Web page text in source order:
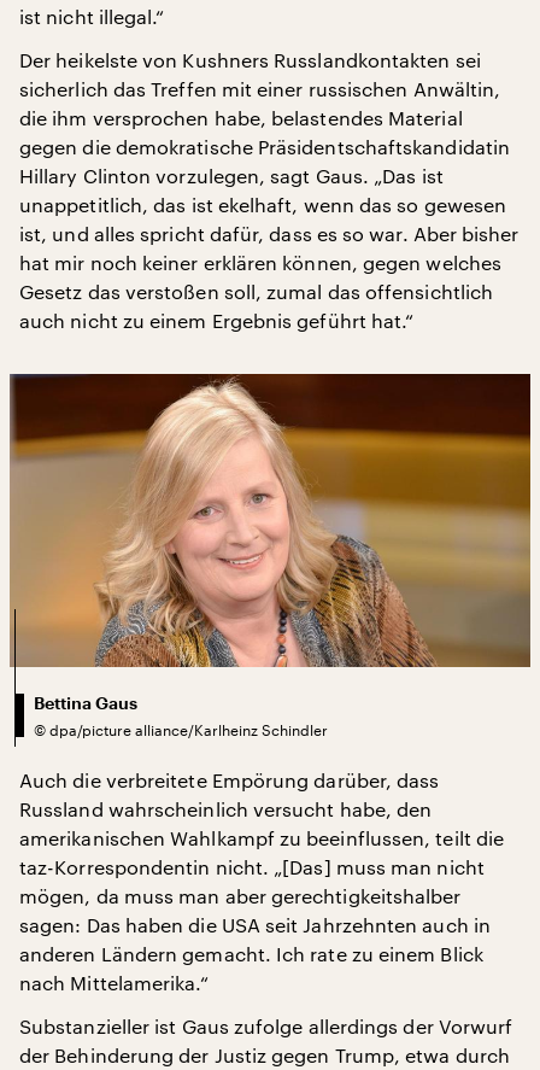
ist nicht illegal.“
Der heikelste von Kushners Russlandkontakten sei
sicherlich das Treffen mit einer russischen Anwältin,
die ihm versprochen habe, belastendes Material
gegen die demokratische Präsidentschaftskandidatin
Hillary Clinton vorzulegen, sagt Gaus. „Das ist
unappetitlich, das ist ekelhaft, wenn das so gewesen
ist, und alles spricht dafür, dass es so war. Aber bisher
hat mir noch keiner erklären können, gegen welches
Gesetz das verstoßen soll, zumal das offensichtlich
auch nicht zu einem Ergebnis geführt hat.“
Bettina Gaus
© dpa/picture alliance/Karlheinz Schindler
Auch die verbreitete Empörung darüber, dass
Russland wahrscheinlich versucht habe, den
amerikanischen Wahlkampf zu beeinflussen, teilt die
taz-Korrespondentin nicht. „[Das] muss man nicht
mögen, da muss man aber gerechtigkeitshalber
sagen: Das haben die USA seit Jahrzehnten auch in
anderen Ländern gemacht. Ich rate zu einem Blick
nach Mittelamerika.“
Substanzieller ist Gaus zufolge allerdings der Vorwurf
der Behinderung der Justiz gegen Trump, etwa durch